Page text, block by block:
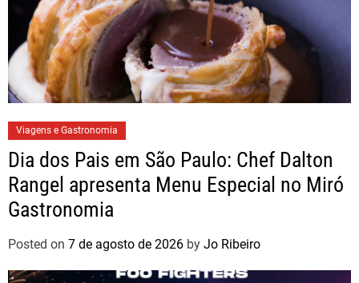
Viagens e Gastronomia
Dia dos Pais em São Paulo: Chef Dalton
Rangel apresenta Menu Especial no Miró
Gastronomia
Posted on 7 de agosto de 2026 by Jo Ribeiro